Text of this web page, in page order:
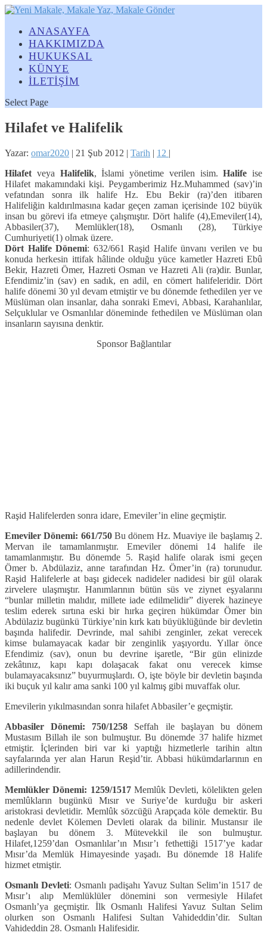
ANASAYFA
HAKKIMIZDA
HUKUKSAL
KÜNYE
İLETİŞİM
Select Page
Hilafet ve Halifelik
Yazar: omar2020 | 21 Şub 2012 | Tarih | 12 |
Hilafet veya Halifelik, İslami yönetime verilen isim.Halife ise
Hilafet makamındaki kişi. Peygamberimiz Hz.Muhammed (sav)’in
vefatından sonra ilk halife Hz. Ebu Bekir (ra)’den itibaren
Halifeliğin kaldırılmasına kadar geçen zaman içerisinde 102 büyük
insan bu görevi ifa etmeye çalışmıştır. Dört halife (4),Emeviler(14),
Abbasiler(37), Memlükler(18), Osmanlı (28), Türkiye
Cumhuriyeti(1) olmak üzere.
Dört Halife Dönemi: 632/661 Raşid Halife ünvanı verilen ve bu
konuda herkesin ittifak hâlinde olduğu yüce kametler Hazreti Ebû
Bekir, Hazreti Ömer, Hazreti Osman ve Hazreti Ali (ra)dir. Bunlar,
Efendimiz’in (sav) en sadık, en adil, en cömert halifeleridir. Dört
halife dönemi 30 yıl devam etmiştir ve bu dönemde fethedilen yer ve
Müslüman olan insanlar, daha sonraki Emevi, Abbasi, Karahanlılar,
Selçuklular ve Osmanlılar döneminde fethedilen ve Müslüman olan
insanların sayısına denktir.
Sponsor Bağlantılar
Raşid Halifelerden sonra idare, Emeviler’in eline geçmiştir.
Emeviler Dönemi: 661/750Bu dönem Hz. Muaviye ile başlamış 2.
Mervan ile tamamlanmıştır. Emeviler dönemi 14 halife ile
tamamlanmıştır. Bu dönemde 5. Raşid halife olarak ismi geçen
Ömer b. Abdülaziz, anne tarafından Hz. Ömer’in (ra) torunudur.
Raşid Halifelerle at başı gidecek nadideler nadidesi bir gül olarak
zirvelere ulaşmıştır. Hanımlarının bütün süs ve ziynet eşyalarını
“bunlar milletin malıdır, millete iade edilmelidir” diyerek hazineye
teslim ederek sırtına eski bir hırka geçiren hükümdar Ömer bin
Abdülaziz bugünkü Türkiye’nin kırk katı büyüklüğünde bir devletin
başında halifedir. Devrinde, mal sahibi zenginler, zekat verecek
kimse bulamayacak kadar bir zenginlik yaşıyordu. Yıllar önce
Efendimiz (sav), onun bu devrine işaretle, “Bir gün elinizde
zekâtınız, kapı kapı dolaşacak fakat onu verecek kimse
bulamayacaksınız” buyurmuşlardı. O, işte böyle bir devletin başında
iki buçuk yıl kalır ama sanki 100 yıl kalmış gibi muvaffak olur.
Emevilerin yıkılmasından sonra hilafet Abbasiler’e geçmiştir.
Abbasiler Dönemi: 750/1258 Seffah ile başlayan bu dönem
Mustasım Billah ile son bulmuştur. Bu dönemde 37 halife hizmet
etmiştir. İçlerinden biri var ki yaptığı hizmetlerle tarihin altın
sayfalarında yer alan Harun Reşid’tir. Abbasi hükümdarlarının en
adillerindendir.
Memlükler Dönemi: 1259/1517Memlûk Devleti, kölelikten gelen
memlûkların bugünkü Mısır ve Suriye’de kurduğu bir askeri
aristokrasi devletidir. Memlûk sözcüğü Arapçada köle demektir. Bu
nedenle devlet Kölemen Devleti olarak da bilinir. Mustansır ile
başlayan bu dönem 3. Mütevekkil ile son bulmuştur.
Hilafet,1259’dan Osmanlılar’ın Mısır’ı fethettiği 1517’ye kadar
Mısır’da Memlük Himayesinde yaşadı. Bu dönemde 18 Halife
hizmet etmiştir.
Osmanlı Devleti: Osmanlı padişahı Yavuz Sultan Selim’in 1517 de
Mısır’ı alıp Memlüklüler dönemini son vermesiyle Hilafet
Osmanlı’ya geçmiştir. İlk Osmanlı Halifesi Yavuz Sultan Selim
olurken son Osmanlı Halifesi Sultan Vahideddin’dir. Sultan
Vahideddin 28. Osmanlı Halifesidir.